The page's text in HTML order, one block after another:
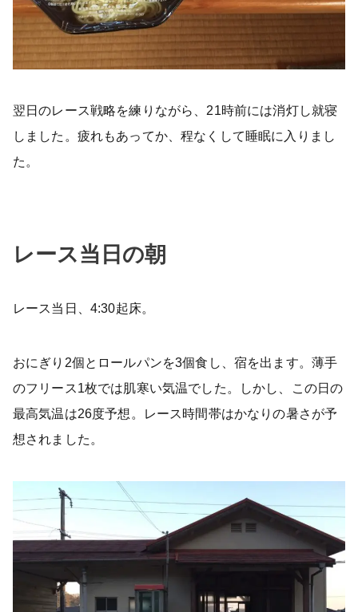
翌日のレース戦略を練りながら、21時前には消灯し就寝
しました。疲れもあってか、程なくして睡眠に入りまし
た。
レース当日の朝
レース当日、4:30起床。
おにぎり2個とロールパンを3個食し、宿を出ます。薄手
のフリース1枚では肌寒い気温でした。しかし、この日の
最高気温は26度予想。レース時間帯はかなりの暑さが予
想されました。